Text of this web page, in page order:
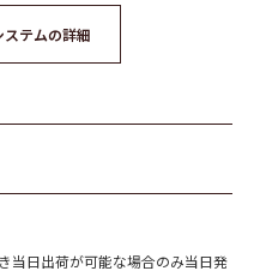
テムの詳細
当日出荷が可能な場合のみ当日発